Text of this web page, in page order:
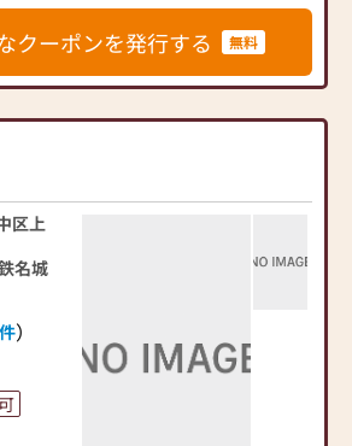
なら
供を受
す。
仏壇が
ワン
モノ
に守
ーデ
った
いに
の仕
だき
クーポンを発行する 無料
区上
名城
）